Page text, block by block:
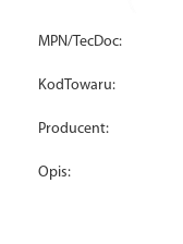
MPN/TecDoc:
KodTowaru:
Producent:
Opis: